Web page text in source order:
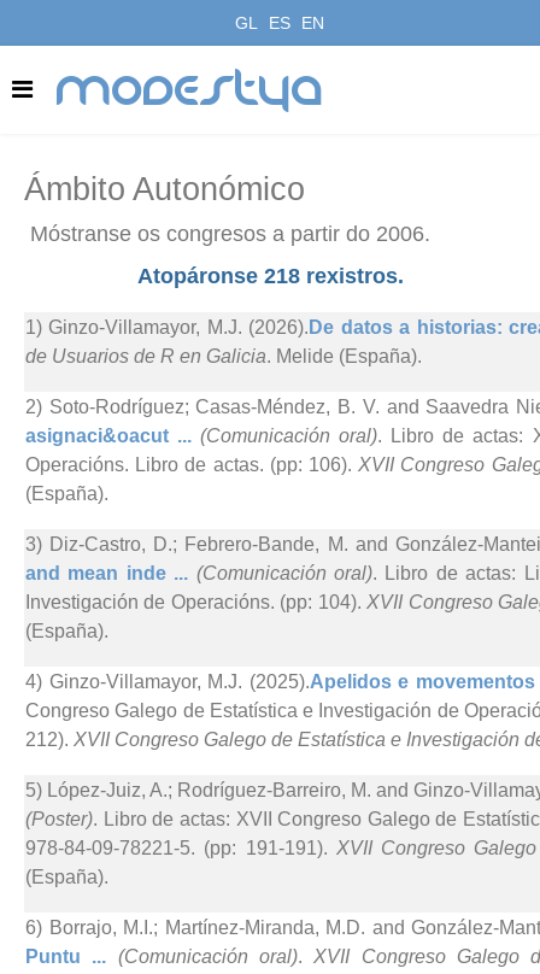
GL ES EN
modestya
Ámbito Autonómico
Móstranse os congresos a partir do 2006.
Atopáronse 218 rexistros.
1) Ginzo-Villamayor, M.J. (2026). De datos a historias:
de Usuarios de R en Galicia. Melide (España).
2) Soto-Rodríguez; Casas-Méndez, B. V. and Saavedra
asignaci&oacut ...(Comunicación oral). Libro de actas:
Operacións. Libro de actas. (pp: 106). XVII Congreso
(España).
3) Diz-Castro, D.; Febrero-Bande, M. and González-
and mean inde ... (Comunicación oral). Libro de actas:
Investigación de Operacións. (pp: 104). XVII Congreso
(España).
4) Ginzo-Villamayor, M.J. (2025).Apelidos e
Congreso Galego de Estatística e Investigación de
212). XVII Congreso Galego de Estatística e Investigación
5) López-Juiz, A.; Rodríguez-Barreiro, M. and Ginzo-
(Poster). Libro de actas: XVII Congreso Galego de
978-84-09-78221-5. (pp: 191-191). XVII Congreso
(España).
6) Borrajo, M.I.; Martínez-Miranda, M.D. and González-
Puntu ... (Comunicación oral). XVII Congreso Galego